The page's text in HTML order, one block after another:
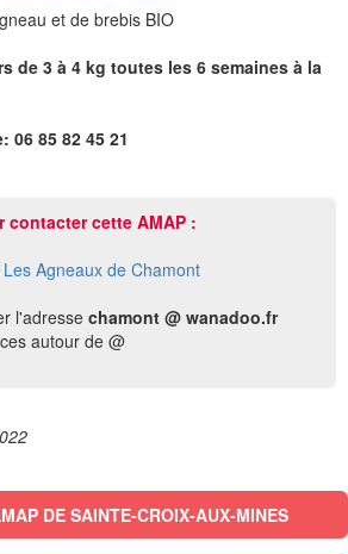
et de brebis BIO
de 3 à 4 kg toutes les 6 semaines à la
85 82 45 21
contacter cette AMAP :
Les Agneaux de Chamont
l'adresse chamont @ wanadoo.fr
autour de @
DE SAINTE-CROIX-AUX-MINES